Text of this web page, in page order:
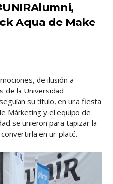
Aqua de Make
de ilusión a
de la Universidad
su titulo, en una fiesta
Márketing y el equipo de
se unieron para tapizar la
en un plató.